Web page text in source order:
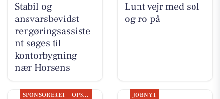
Stabil og
ansvarsbevidst
rengøringsassiste
nt søges til
kontorbygning
nær Horsens
Lunt vejr med sol
og ro på
SPONSORERET OPSLAGSTAVLEN JOBNYT